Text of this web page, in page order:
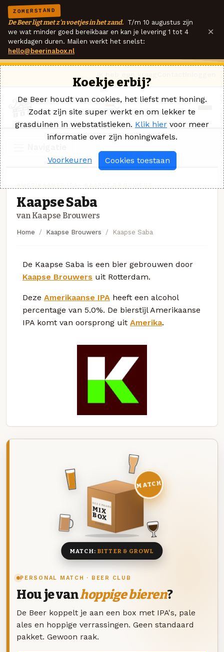
ZOMERSTAND
De Beer ligt met z'n voetjes in het zand. T/m 10 augustus zijn
we wat minder goed bereikbaar en kan je levering 1 tot 4
werkdagen duren. Mailen werkt het snelst:
hello@beerinabox.nl
×
Kaapse Saba
van Kaapse Brouwers
Home Kaapse Brouwers Kaapse Saba
De Kaapse Saba is een bier gebrouwen door
Kaapse Brouwers uit Rotterdam.
Deze Amerikaanse IPA heeft een alcohol
percentage van 5.0%. De bierstijl Amerikaanse
IPA komt van oorsprong uit Amerika.
PERSONAL MATCH · BEER CLUB
Hou je vanhoppige bieren?
De Beer koppelt je aan een box met IPA's, pale
ales en hoppige verrassingen. Geen standaard
pakket. Gewoon raak.
DEZE MAAND
MIX
BOX
8 BIEREN
MATCH
MATCH: BITTER & GROWL
Koekje erbij?
De Beer houdt van cookies, het liefst met honing.
Zodat zijn site super werkt en om lekker te
grasduinen in webstatistieken. Klik hier voor meer
informatie over zijn honingwafels.
Voorkeuren Cookies toestaan